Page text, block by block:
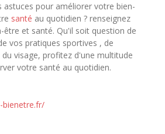
astuces pour améliorer votre bien-
santé au quotidien ? renseignez
être et santé. Qu'il soit question de
vos pratiques sportives , de
visage, profitez d'une multitude
votre santé au quotidien.